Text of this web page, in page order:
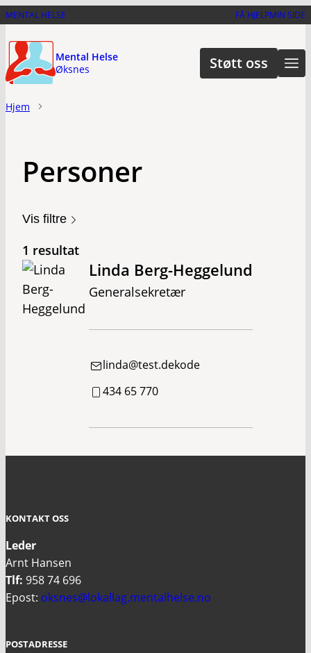
Hopp
hovedinnhold
MENTAL HELSE FÅ HJELPMIN SIDE
Mental Helse
Øksnes
Støtt oss
Hjem
Personer
Vis filtre
1 resultat
Linda Berg-Heggelund
Generalsekretær
linda@test.dekode
434 65 770
KONTAKT OSS
Leder
Arnt Hansen
Tlf: 958 74 696
Epost: oksnes@lokallag.mentalhelse.no
POSTADRESSE